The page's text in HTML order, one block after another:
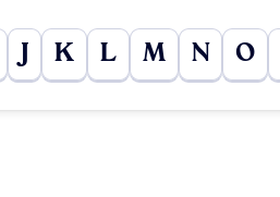
K L M N O